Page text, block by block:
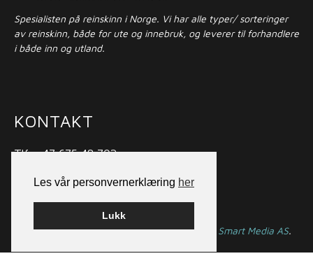
Les vår personvernerklæring her
Lukk
Spesialisten på reinskinn i Norge. Vi har alle typer/ sorteringer
av reinskinn, både for ute og innebruk, og leverer til forhandlere
i både inn og utland.
KONTAKT
Tlf: +47 675 48 702
E-post:post@nordicreindeer.com
© nordicreindeer.no Bygget påWordPress Smart Media AS.